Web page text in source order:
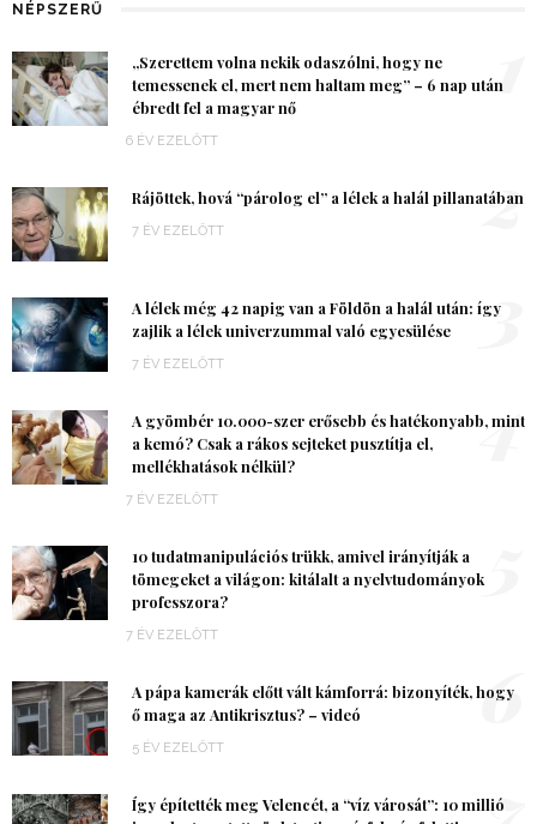
NÉPSZERŰ
„Szerettem volna nekik odaszólni, hogy ne
temessenek el, mert nem haltam meg” – 6 nap után
ébredt fel a magyar nő
6 ÉV EZELŐTT
1
Rájöttek, hová “párolog el” a lélek a halál pillanatában
7 ÉV EZELŐTT 2
A lélek még 42 napig van a Földön a halál után: így
zajlik a lélek univerzummal való egyesülése
7 ÉV EZELŐTT
3
A gyömbér 10.000-szer erősebb és hatékonyabb, mint
a kemó? Csak a rákos sejteket pusztítja el,
mellékhatások nélkül?
7 ÉV EZELŐTT
4
10 tudatmanipulációs trükk, amivel irányítják a
tömegeket a világon: kitálalt a nyelvtudományok
professzora?
7 ÉV EZELŐTT
A pápa kamerák előtt vált kámforrá: bizonyíték, hogy
ő maga az Antikrisztus? – videó
5 ÉV EZELŐTT
6
Így építették meg Velencét, a “víz városát”: 10 millió